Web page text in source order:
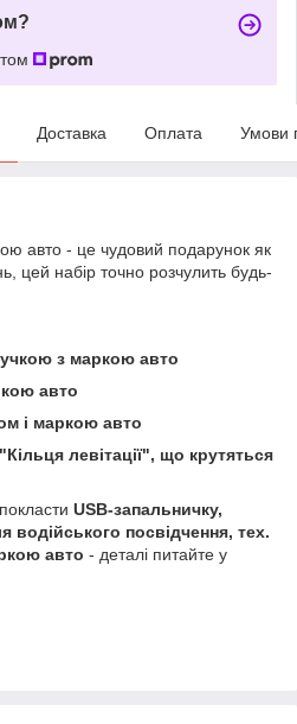
Доставка Оплата Умови
авто - це чудовий подарунок як
цей набір точно розчулить будь-
з маркою авто
авто
і маркою авто
левітації", що крутяться
USB-запальничку,
посвідчення, тех.
авто - деталі питайте у